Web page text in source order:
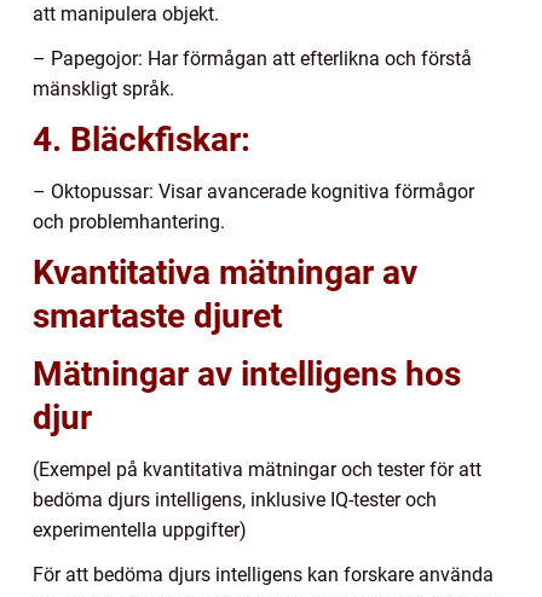
att manipulera objekt.
– Papegojor: Har förmågan att efterlikna och förstå
mänskligt språk.
4. Bläckfiskar:
– Oktopussar: Visar avancerade kognitiva förmågor
och problemhantering.
Kvantitativa mätningar av
smartaste djuret
Mätningar av intelligens hos
djur
(Exempel på kvantitativa mätningar och tester för att
bedöma djurs intelligens, inklusive IQ-tester och
experimentella uppgifter)
För att bedöma djurs intelligens kan forskare använda